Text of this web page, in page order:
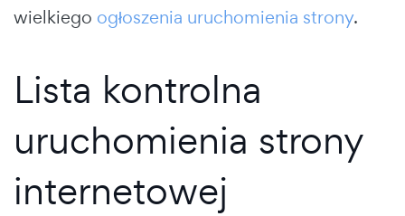
wielkiego ogłoszenia uruchomienia strony.
Lista kontrolna
uruchomienia strony
internetowej